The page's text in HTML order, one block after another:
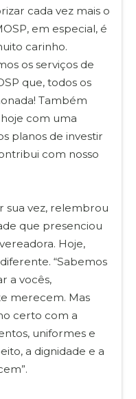
cada vez mais o
em especial, é
carinho.
os serviços de
que, todos os
Também
com uma
planos de investir
com nosso
sua vez, relembrou
que presenciou
Hoje,
“Sabemos
a vocês,
merecem. Mas
certo com a
uniformes e
a dignidade e a